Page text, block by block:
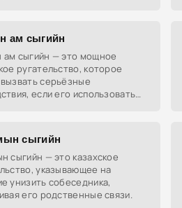
ам сыгийн
сыгийн — это мощное
ругательство, которое
серьёзные
если его использовать
сыгийн
сыгийн — это казахское
указывающее на
унизить собеседника,
его родственные связи.